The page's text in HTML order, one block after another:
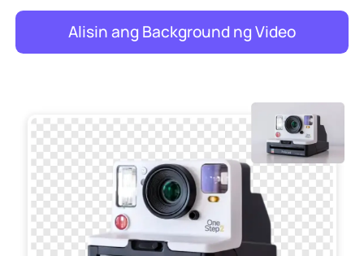
Alisin ang Background ng Video